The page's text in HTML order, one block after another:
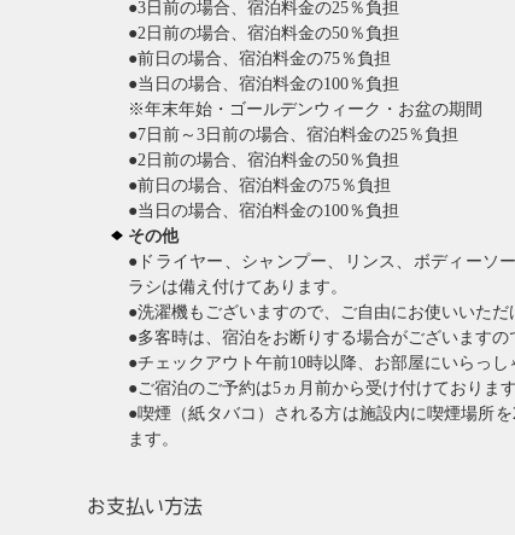
●3日前の場合、宿泊料金の25％負担
●2日前の場合、宿泊料金の50％負担
●前日の場合、宿泊料金の75％負担
●当日の場合、宿泊料金の100％負担
※年末年始・ゴールデンウィーク・お盆の期間
●7日前～3日前の場合、宿泊料金の25％負担
●2日前の場合、宿泊料金の50％負担
●前日の場合、宿泊料金の75％負担
●当日の場合、宿泊料金の100％負担
その他
●ドライヤー、シャンプー、リンス、ボディーソ
ラシは備え付けてあります。
●洗濯機もございますので、ご自由にお使いいただ
●多客時は、宿泊をお断りする場合がございますの
●チェックアウト午前10時以降、お部屋にいらっし
●ご宿泊のご予約は5ヵ月前から受け付けております
●喫煙（紙タバコ）される方は施設内に喫煙場所
ます。
お支払い方法